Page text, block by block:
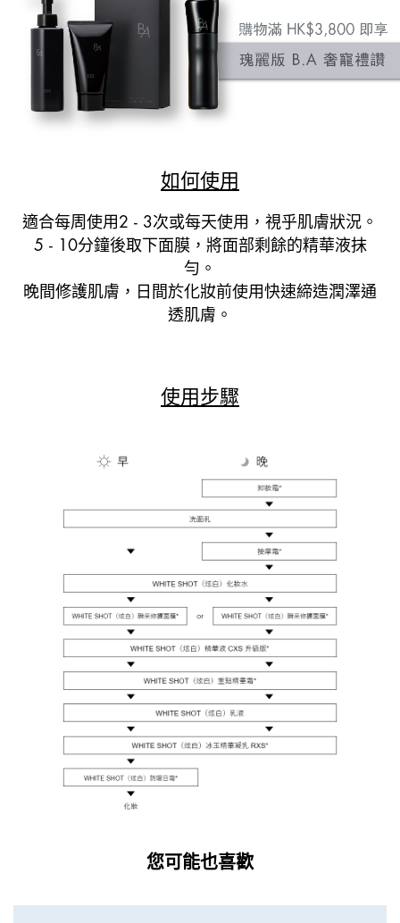
如何使用
適合每周使用2 - 3次或每天使用，視乎肌膚狀況。
5 - 10分鐘後取下面膜，將面部剩餘的精華液抹
勻。
晚間修護肌膚，日間於化妝前使用快速締造潤澤通
透肌膚。
使用步驟
您可能也喜歡